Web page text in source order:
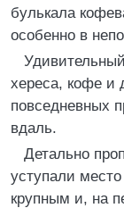
булькала
особенно в
хереса, кофе и
повседневных
вдаль.
Детально
уступали
крупным и, на